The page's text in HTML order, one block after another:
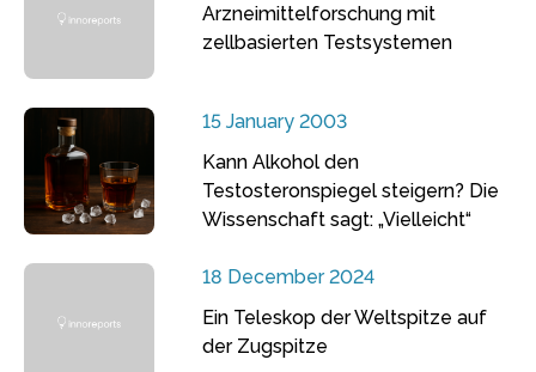
Arzneimittelforschung mit
zellbasierten Testsystemen
15 January 2003
Kann Alkohol den
Testosteronspiegel steigern? Die
Wissenschaft sagt: „Vielleicht“
18 December 2024
Ein Teleskop der Weltspitze auf
der Zugspitze